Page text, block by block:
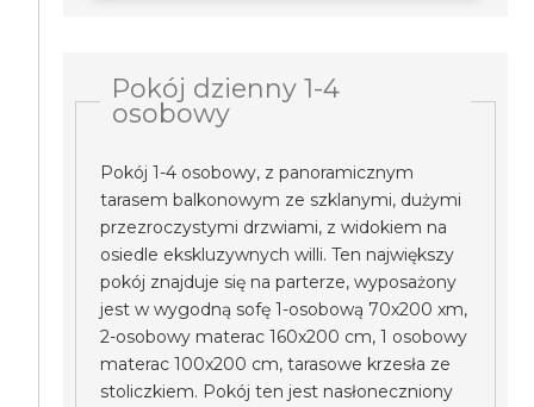
Pokój dzienny 1-4
osobowy
Pokój 1-4 osobowy, z panoramicznym
tarasem balkonowym ze szklanymi, dużymi
przezroczystymi drzwiami, z widokiem na
osiedle ekskluzywnych willi. Ten największy
pokój znajduje się na parterze, wyposażony
jest w wygodną sofę 1-osobową 70x200 xm,
2-osobowy materac 160x200 cm, 1 osobowy
materac 100x200 cm, tarasowe krzesła ze
stoliczkiem. Pokój ten jest nasłoneczniony